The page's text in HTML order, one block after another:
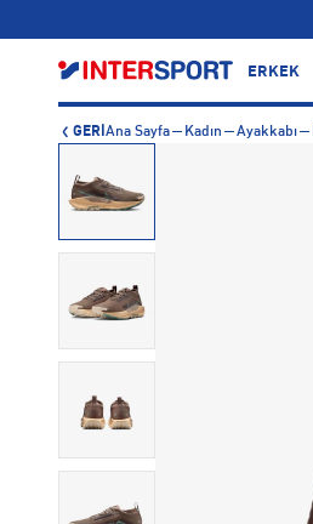
ERKEK
GERİ Ana Sayfa Kadın Ayakkabı